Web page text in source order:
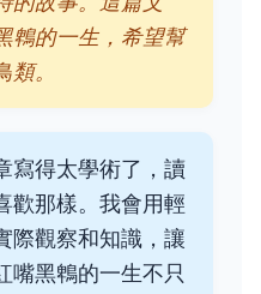
鵯的一生，希望幫
。
寫得太學術了，讀
歡那樣。我會用輕
際觀察和知識，讓
嘴黑鵯的一生不只